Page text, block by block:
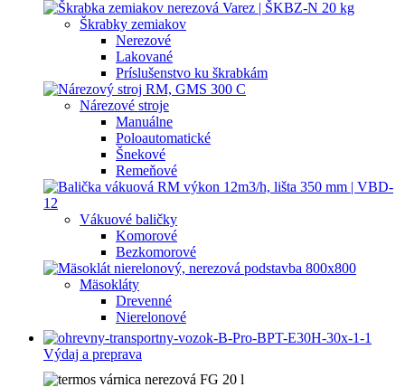
Škrabky zemiakov
Nerezové
Lakované
Príslušenstvo ku škrabkám
Nárezové stroje
Manuálne
Poloautomatické
Šnekové
Remeňové
Vákuové baličky
Komorové
Bezkomorové
Mäsokláty
Drevenné
Nierelonové
Výdaj a preprava